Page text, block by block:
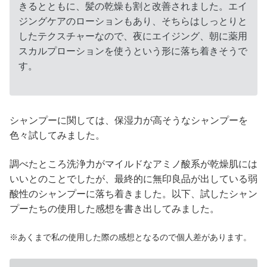
きるとともに、髪の乾燥も割と改善されました。エイ
ジングケアのローションもあり、そちらはしっとりと
したテクスチャーなので、夜にエイジング、朝に薬用
スカルプローションを使うという形に落ち着きそうで
す。
シャンプーに関しては、保湿力が高そうなシャンプーを
色々試してみました。
調べたところ洗浄力がマイルドなアミノ酸系が乾燥肌には
いいとのことでしたが、最終的に無印良品が出している弱
酸性のシャンプーに落ち着きました。以下、試したシャン
プーたちの使用した感想を書き出してみました。
※あくまで私の使用した際の感想となるので個人差があります。